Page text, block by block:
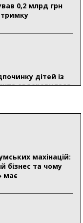
0,2 млрд грн
дітей із
оздоровилася
грн
фонд
на зиму
махінацій:
бізнес та чому
має